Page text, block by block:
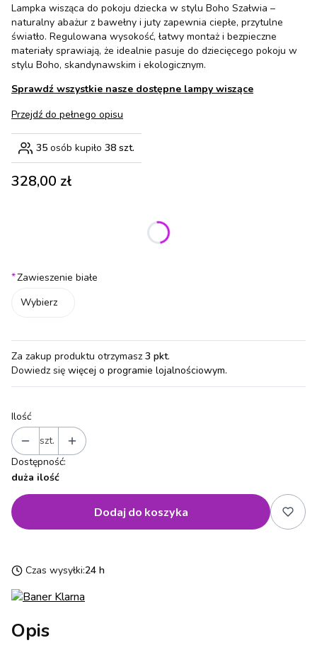
Lampka wisząca do pokoju dziecka w stylu Boho Szałwia –
naturalny abażur z bawełny i juty zapewnia ciepłe, przytulne
światło. Regulowana wysokość, łatwy montaż i bezpieczne
materiały sprawiają, że idealnie pasuje do dziecięcego pokoju w
stylu Boho, skandynawskim i ekologicznym.
Sprawdź wszystkie nasze dostępne lampy wiszące
Przejdź do pełnego opisu
35 osób kupiło 38 szt.
Cena
328,00 zł
Poszczególne warianty mogą różnić się ceną
*Zawieszenie białe
Wybierz
Za zakup produktu otrzymasz 3 pkt.
Dowiedz się więcej o programie lojalnościowym.
Ilość
szt.
Dostępność:
duża ilość
Dodaj do koszyka
Czas wysyłki:24 h
Opis